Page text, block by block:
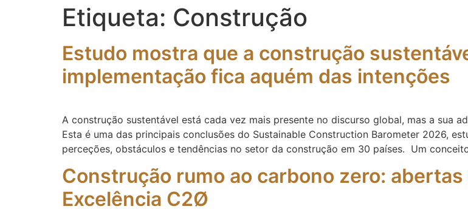
Etiqueta: Construção
Estudo mostra que a construção
implementação fica aquém das intenções
A construção sustentável está cada vez mais presente no discurso global, mas a sua
Esta é uma das principais conclusões do Sustainable Construction Barometer 2026,
perceções, obstáculos e tendências no setor da construção em 30 países. Um
Construção rumo ao carbono zero:
Excelência C2Ø